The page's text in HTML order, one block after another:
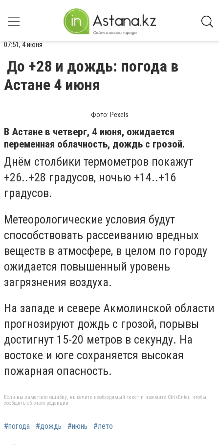
07:51, 4 июня
До +28 и дождь: погода в
Астане 4 июня
Фото: Pexels
В Астане в четверг, 4 июня, ожидается
переменная облачность, дождь с грозой.
Днём столбики термометров покажут
+26..+28 градусов, ночью +14..+16
градусов.
Метеорологические условия будут
способствовать рассеиванию вредных
веществ в атмосфере, в целом по городу
ожидается повышенный уровень
загрязнения воздуха.
На западе и севере Акмолинской области
прогнозируют дождь с грозой, порывы
достигнут 15-20 метров в секунду. На
востоке и юге сохраняется высокая
пожарная опасность.
Если вы заметили ошибку, выделите необходимый текст и нажмите Ctrl+Enter, чтобы
сообщить об этом редакции
#погода #дождь #июнь #лето